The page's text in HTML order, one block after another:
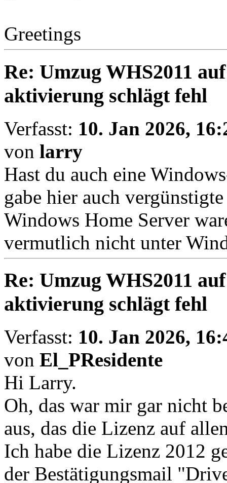
Greetings
Re: Umzug WHS2011
aktivierung schlägt fehl
Verfasst: 10. Jan 2026,
von larry
Hast du auch eine
gabe hier auch
Windows Home Server
vermutlich nicht unter
Re: Umzug WHS2011
aktivierung schlägt fehl
Verfasst: 10. Jan 2026,
von El_PResidente
Hi Larry.
Oh, das war mir gar nicht
aus, das die Lizenz auf
Ich habe die Lizenz 2012
der Bestätigungsmail